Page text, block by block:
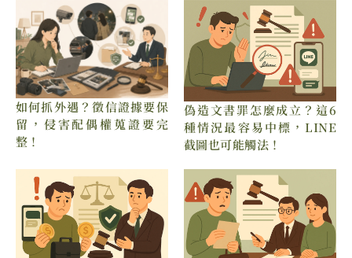
如何抓外遇？徵信證據要保
留，侵害配偶權蒐證要完
整！
偽造文書罪怎麼成立？這6
種情況最容易中標，LINE
截圖也可能觸法！